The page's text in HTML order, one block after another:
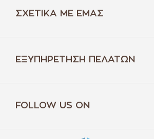
ΣΧΕΤΙΚΆ ΜΕ ΕΜΆΣ
ΕΞΥΠΗΡΈΤΗΣΗ ΠΕΛΑΤΏΝ
FOLLOW US ON